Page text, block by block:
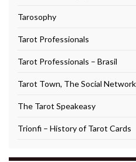
Tarosophy
Tarot Professionals
Tarot Professionals – Brasil
Tarot Town, The Social
The Tarot Speakeasy
Trionfi – History of Tarot Cards